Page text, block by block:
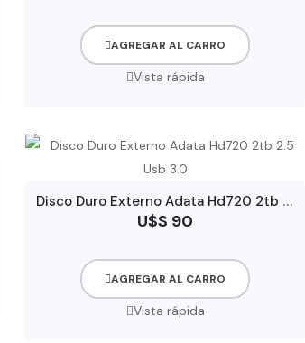
AGREGAR AL CARRO
Vista rápida
D
isco Duro Externo Adata Hd720 2tb 2.5 Usb 3.0
U$S 90
AGREGAR AL CARRO
Vista rápida